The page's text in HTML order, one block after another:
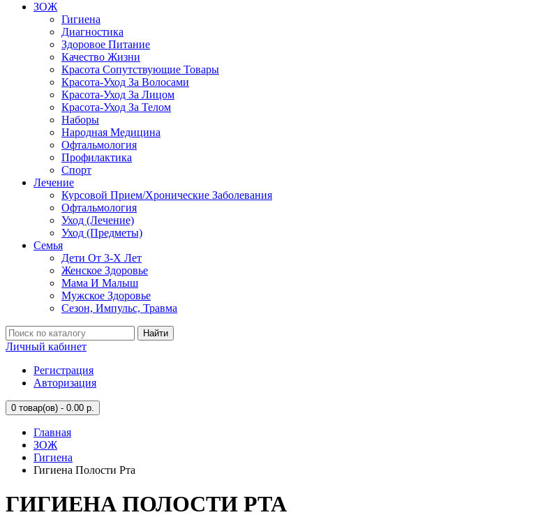
ЗОЖ
Гигиена
Диагностика
Здоровое Питание
Качество Жизни
Красота Сопутствующие Товары
Красота-Уход За Волосами
Красота-Уход За Лицом
Красота-Уход За Телом
Наборы
Народная Медицина
Офтальмология
Профилактика
Спорт
Лечение
Курсовой Прием/Хронические Заболевания
Офтальмология
Уход (Лечение)
Уход (Предметы)
Семья
Дети От 3-Х Лет
Женское Здоровье
Мама И Малыш
Мужское Здоровье
Сезон, Импульс, Травма
Найти
Личный кабинет
Регистрация
Авторизация
0 товар(ов) - 0.00 р.
Главная
ЗОЖ
Гигиена
Гигиена Полости Рта
ГИГИЕНА ПОЛОСТИ РТА